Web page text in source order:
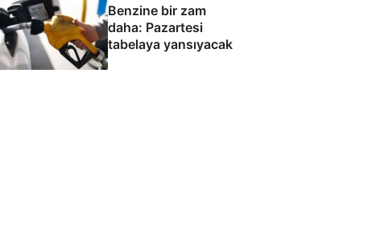
Benzine bir zam
daha: Pazartesi
tabelaya yansıyacak